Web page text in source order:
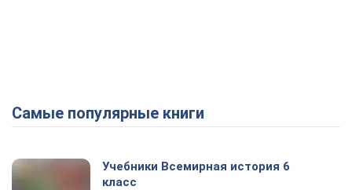
Самые популярные книги
Учебники Всемирная история 6
класс